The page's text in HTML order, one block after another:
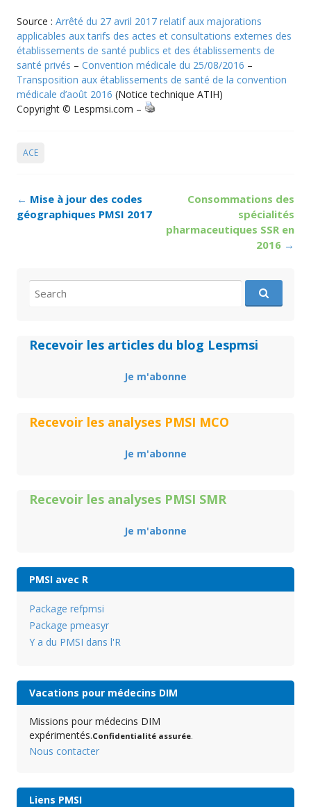
Source : Arrêté du 27 avril 2017 relatif aux majorations
applicables aux tarifs des actes et consultations externes des
établissements de santé publics et des établissements de
santé privés – Convention médicale du 25/08/2016 –
Transposition aux établissements de santé de la convention
médicale d’août 2016 (Notice technique ATIH)
Copyright © Lespmsi.com –
ACE
Post
navigation
← Mise à jour des codes
géographiques PMSI 2017
Consommations des
spécialités
pharmaceutiques SSR en
2016 →
for:
Recevoir les articles du blog Lespmsi
Je m'abonne
Recevoir les analyses PMSI MCO
Je m'abonne
Recevoir les analyses PMSI SMR
Je m'abonne
PMSI avec R
Package refpmsi
Package pmeasyr
Y a du PMSI dans l'R
Vacations pour médecins DIM
Missions pour médecins DIM
expérimentés.Confidentialité assurée.
Nous contacter
Liens PMSI